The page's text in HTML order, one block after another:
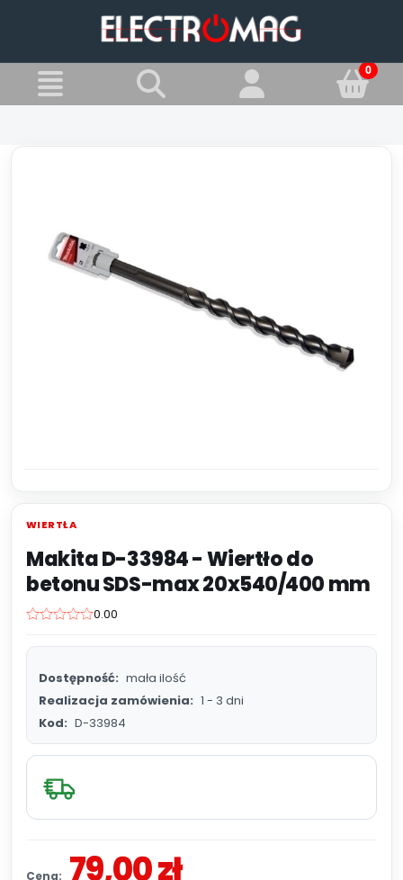
Wiertła
WIERTŁA
Makita D-33984 - Wiertło do
betonu SDS-max 20x540/400 mm
0.00
Dostępność: mała ilość
Realizacja zamówienia: 1 - 3 dni
Kod: D-33984
Cena: 79,00 zł